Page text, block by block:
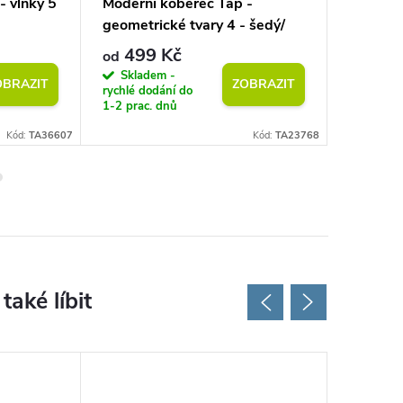
Kód: TA36607
geometrické tvary 4 - šedý/
černý
od 499 Kč
Skladem -
rychlé dodání do
1-2 prac. dnů
ZOBRAZIT
Kód: TA23768